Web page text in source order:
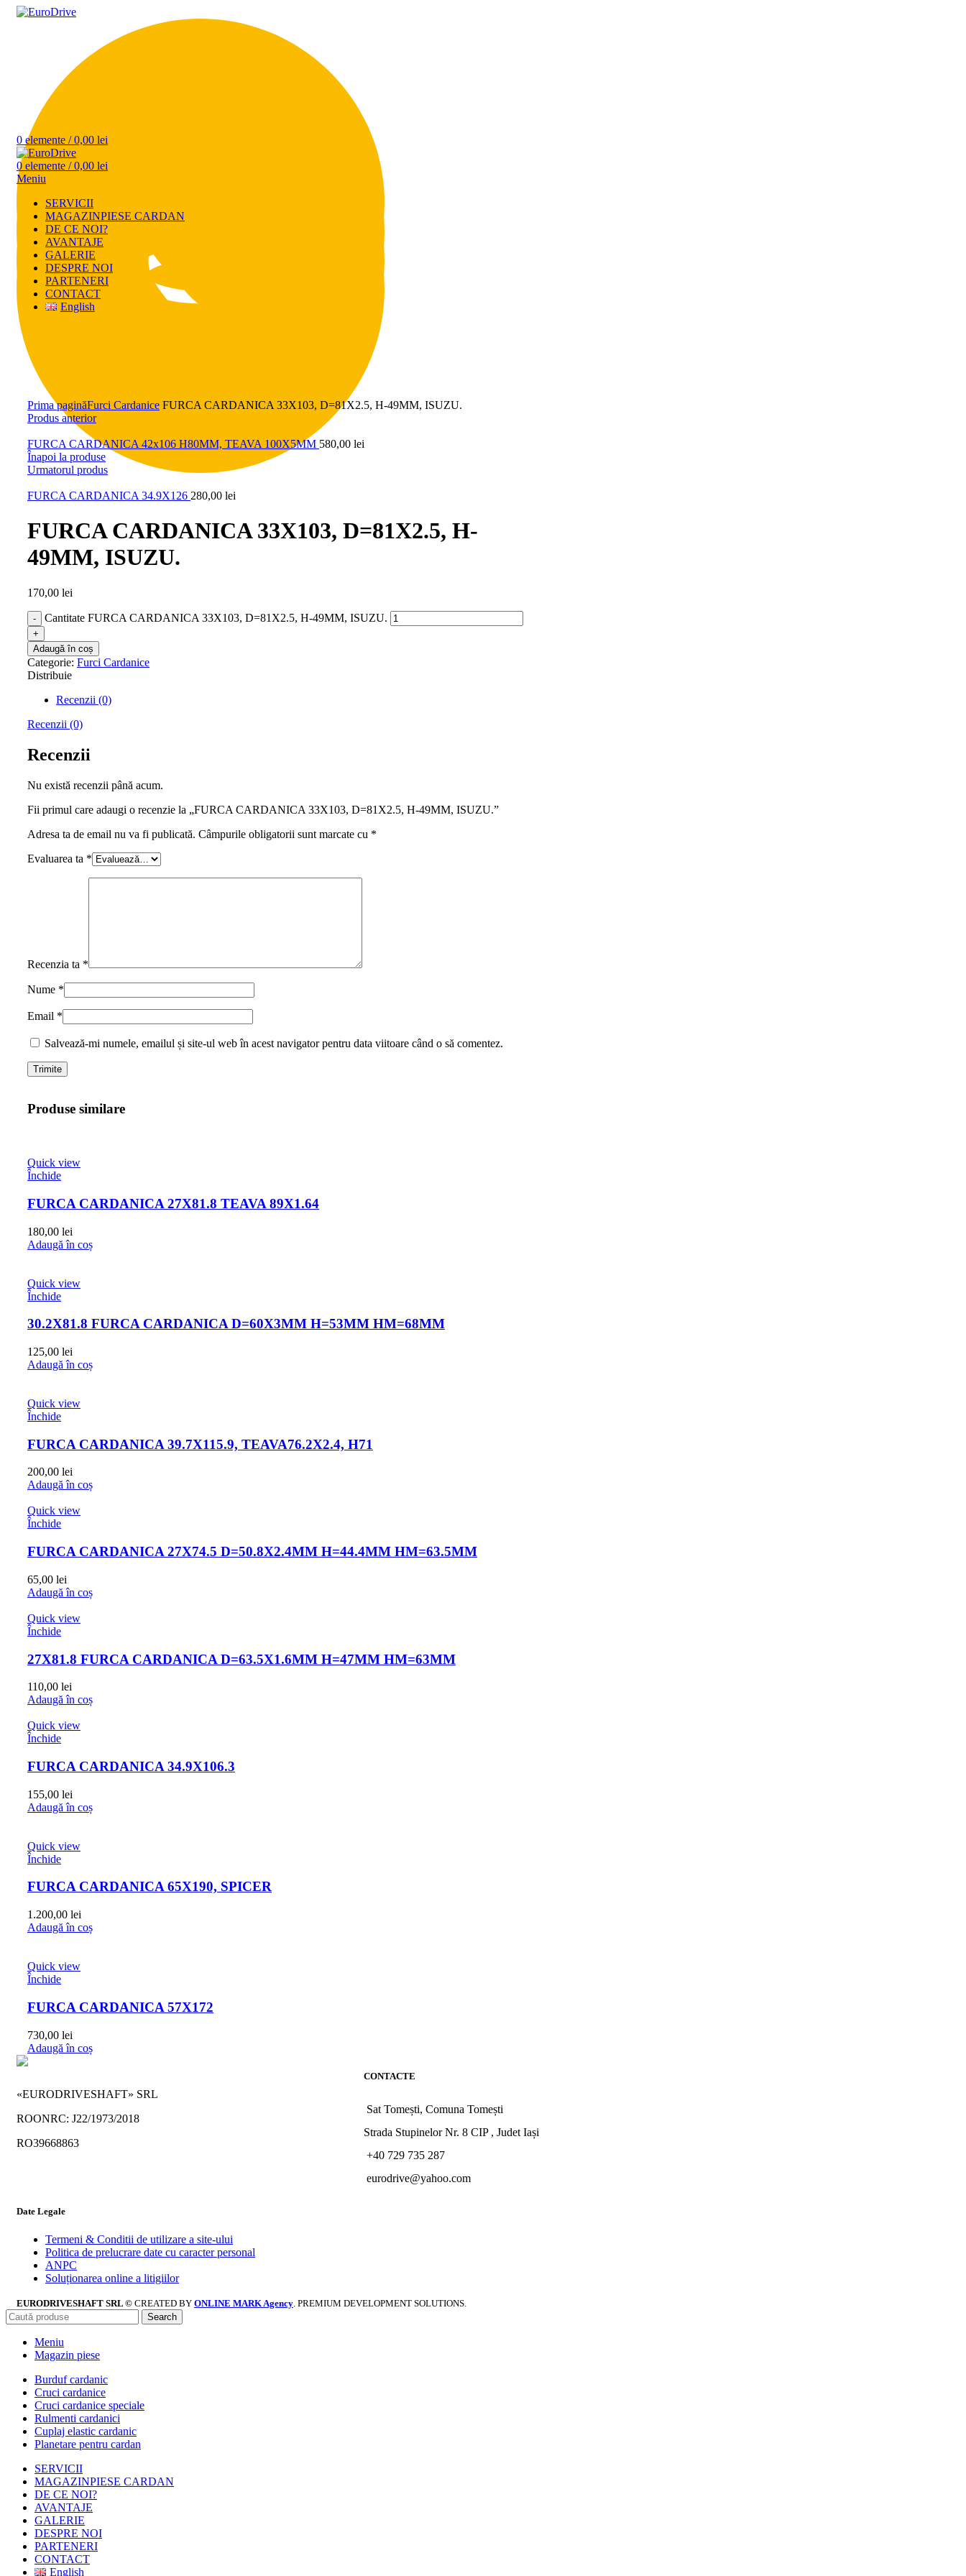
0 elemente / 0,00 lei
0 elemente / 0,00 lei
Meniu
SERVICII
MAGAZINPIESE CARDAN
DE CE NOI?
AVANTAJE
GALERIE
DESPRE NOI
PARTENERI
CONTACT
English
Click pentru a mări
Prima paginăFurci Cardanice FURCA CARDANICA 33X103, D=81X2.5, H-49MM, ISUZU.
Produs anterior
FURCA CARDANICA 42x106 H80MM, TEAVA 100X5MM 580,00 lei
Înapoi la produse
Urmatorul produs
FURCA CARDANICA 34.9X126 280,00 lei
FURCA CARDANICA 33X103, D=81X2.5, H-
49MM, ISUZU.
170,00 lei
Cantitate FURCA CARDANICA 33X103, D=81X2.5, H-49MM, ISUZU.
Adaugă în coș
Categorie: Furci Cardanice
Distribuie
Recenzii (0)
Recenzii (0)
Recenzii
Nu există recenzii până acum.
Fii primul care adaugi o recenzie la „FURCA CARDANICA 33X103, D=81X2.5, H-49MM, ISUZU.”
Adresa ta de email nu va fi publicată. Câmpurile obligatorii sunt marcate cu *
Evaluarea ta *
Recenzia ta *
Nume *
Email *
Salvează-mi numele, emailul și site-ul web în acest navigator pentru data viitoare când o să comentez.
Produse similare
Quick view
Închide
FURCA CARDANICA 27X81.8 TEAVA 89X1.64
180,00 lei
Adaugă în coș
Quick view
Închide
30.2X81.8 FURCA CARDANICA D=60X3MM H=53MM HM=68MM
125,00 lei
Adaugă în coș
Quick view
Închide
FURCA CARDANICA 39.7X115.9, TEAVA76.2X2.4, H71
200,00 lei
Adaugă în coș
Quick view
Închide
FURCA CARDANICA 27X74.5 D=50.8X2.4MM H=44.4MM HM=63.5MM
65,00 lei
Adaugă în coș
Quick view
Închide
27X81.8 FURCA CARDANICA D=63.5X1.6MM H=47MM HM=63MM
110,00 lei
Adaugă în coș
Quick view
Închide
FURCA CARDANICA 34.9X106.3
155,00 lei
Adaugă în coș
Quick view
Închide
FURCA CARDANICA 65X190, SPICER
1.200,00 lei
Adaugă în coș
Quick view
Închide
FURCA CARDANICA 57X172
730,00 lei
Adaugă în coș
«EURODRIVESHAFT» SRL
ROONRC: J22/1973/2018
RO39668863
CONTACTE
Sat Tomești, Comuna Tomești
Strada Stupinelor Nr. 8 CIP , Judet Iași
+40 729 735 287
eurodrive@yahoo.com
Date Legale
Termeni & Conditii de utilizare a site-ului
Politica de prelucrare date cu caracter personal
ANPC
Soluționarea online a litigiilor
EURODRIVESHAFT SRL © CREATED BY ONLINE MARK Agency. PREMIUM DEVELOPMENT SOLUTIONS.
Search
Meniu
Magazin piese
Burduf cardanic
Cruci cardanice
Cruci cardanice speciale
Rulmenti cardanici
Cuplaj elastic cardanic
Planetare pentru cardan
SERVICII
MAGAZINPIESE CARDAN
DE CE NOI?
AVANTAJE
GALERIE
DESPRE NOI
PARTENERI
CONTACT
English